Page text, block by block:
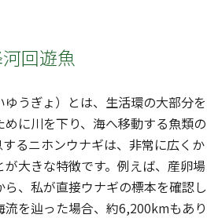
回遊魚
うぎょ）とは、生活環の大部分を
に川を下り、海へ移動する魚類の
るニホンウナギは、非常に広くか
大きな特徴です。例えば、産卵場
、私が直接ウナギの標本を確認し
を辿った場合、約6,200kmもあり